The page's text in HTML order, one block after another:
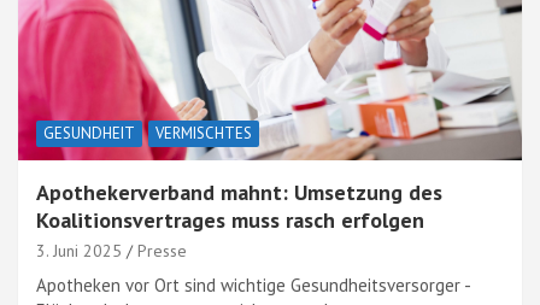
GESUNDHEIT VERMISCHTES
Apothekerverband mahnt: Umsetzung des
Koalitionsvertrages muss rasch erfolgen
3. Juni 2025 Presse
Apotheken vor Ort sind wichtige Gesundheitsversorger -